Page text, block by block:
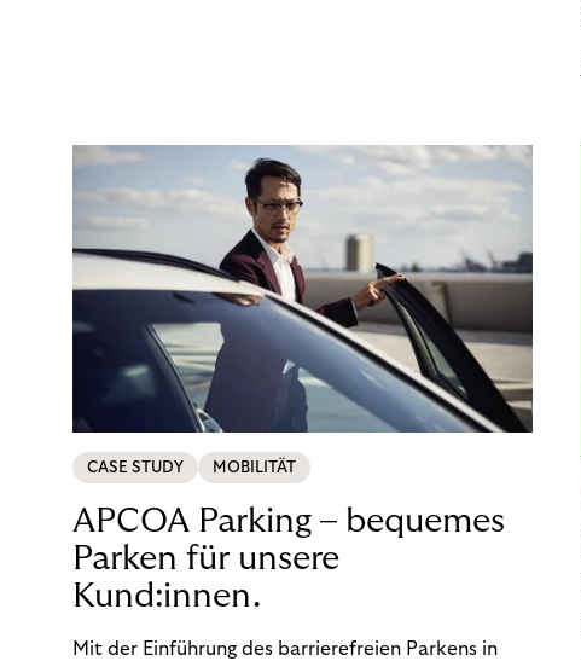
CASE STUDY MOBILITÄT
APCOA Parking – bequemes
Parken für unsere
Kund:innen.
Mit der Einführung des barrierefreien Parkens in